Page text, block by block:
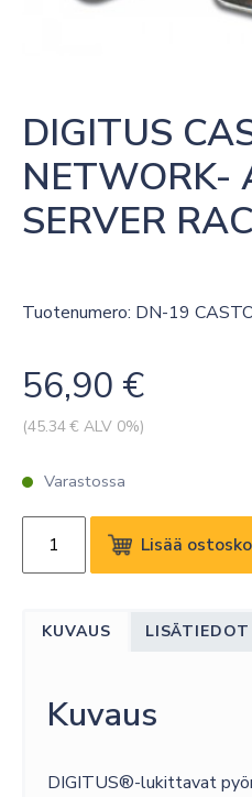
DIGITUS
NETWORK-
SERVER
Tuotenumero: DN-19
56,90 €
(45.34€ ALV 0%)
Varastossa
CASTORS
AND
RACKS
määrä
Lisää
KUVAUS LISÄTIEDOT
Kuvaus
DIGITUS®-lukittavat